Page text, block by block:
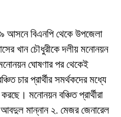
আসনে বিএনপি থেকে উপজেলা
খান চৌধুরীকে দলীয় মনোনয়ন
ঘোষণার পর থেকেই
চার প্রার্থীর সমর্থকদের মধ্যে
মনোনয়ন বঞ্চিত প্রার্থীরা
মান্নান ২. মেজর জেনারেল